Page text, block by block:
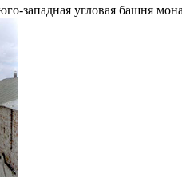
западная угловая башня